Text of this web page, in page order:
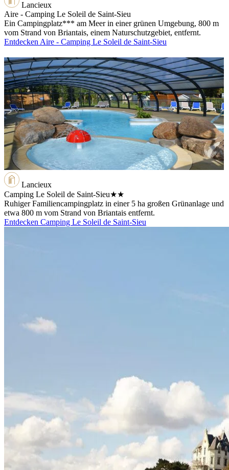
Lancieux
Aire - Camping Le Soleil de Saint-Sieu
Ein Campingplatz*** am Meer in einer grünen Umgebung, 800 m
vom Strand von Briantais, einem Naturschutzgebiet, entfernt.
Entdecken Aire - Camping Le Soleil de Saint-Sieu
Lancieux
Camping Le Soleil de Saint-Sieu★★
Ruhiger Familiencampingplatz in einer 5 ha großen Grünanlage und
etwa 800 m vom Strand von Briantais entfernt.
Entdecken Camping Le Soleil de Saint-Sieu